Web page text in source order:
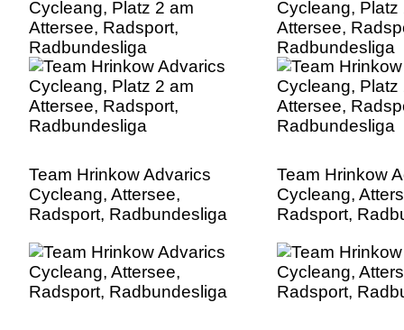
Cycleang, Platz 2 am
Attersee, Radsport,
Radbundesliga
Cycleang, Platz
Attersee,
Radbundesliga
Team Hrinkow Advarics
Cycleang, Attersee,
Radsport, Radbundesliga
Team Hrinkow
Cycleang,
Radsport,